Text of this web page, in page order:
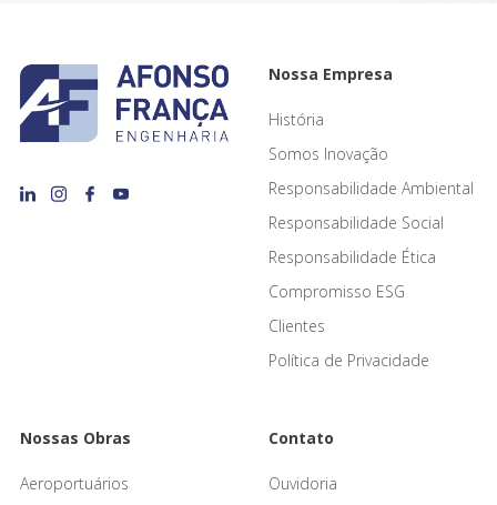
Nossa Empresa
História
Somos Inovação
Responsabilidade Ambiental
Responsabilidade Social
Responsabilidade Ética
Compromisso ESG
Clientes
Política de Privacidade
Nossas Obras
Aeroportuários
Contato
Ouvidoria